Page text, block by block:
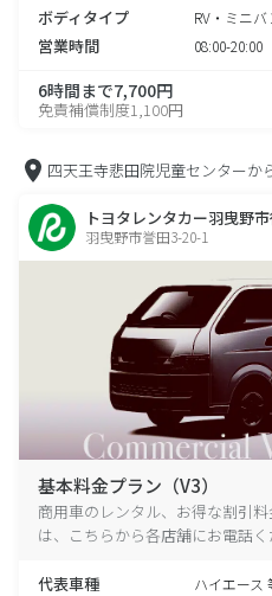
ボディタイプ RV・ミニバ
営業時間 08:00-20:00
6時間まで7,700円
免責補償制度1,100円
四天王寺悲田院児童センターか
トヨタレンタカー羽曳野
羽曳野市誉田3-20-1
基本料金プラン（V3）
商用車のレンタル、お得な割引
は、こちらから各店舗にお電話く
代表車種 ハイエース